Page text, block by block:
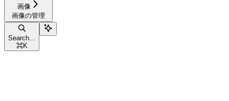
画像
画像の管理
Search...
⌘K